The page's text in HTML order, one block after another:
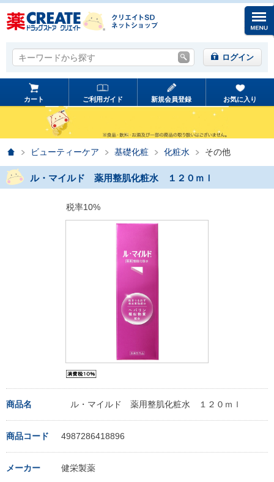
キーワードから探す
キーワードから探す ログイン
カート ご利用ガイド 新規会員登録 お気に入り
ホームビューティーケア 基礎化粧 化粧水 その他
ル・マイルド 薬用整肌化粧水 １２０ｍｌ
税率10%
商品名 ル・マイルド 薬用整肌化粧水 １２０ｍｌ
商品コード 4987286418896
メーカー 健栄製薬